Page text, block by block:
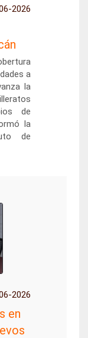
2026
a
la
de
la
de
2026
en